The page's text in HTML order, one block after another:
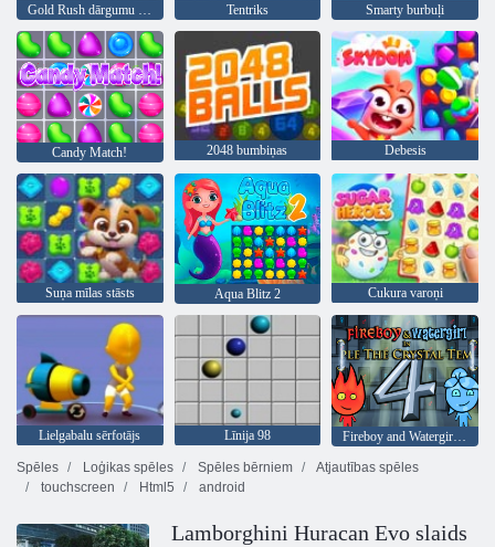
Gold Rush dārgumu medības Tentriks Smarty burbuļi
Candy Match! 2048 bumbiņas Debesis
Suņa mīlas stāsts Aqua Blitz 2 Cukura varoņi
Lielgabalu sērfotājs Līnija 98
Fireboy and Watergirl 4: Kristāla templis
Spēles
Loģikas spēles Spēles bērniem
Atjautības spēles
touchscreen
Html5 android
Lamborghini Huracan Evo slaids